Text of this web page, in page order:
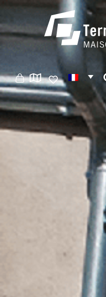
Panneau de gestion des